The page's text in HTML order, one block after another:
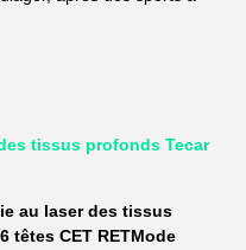
tissus profonds Tecar
au laser des tissus
têtes CET RETMode